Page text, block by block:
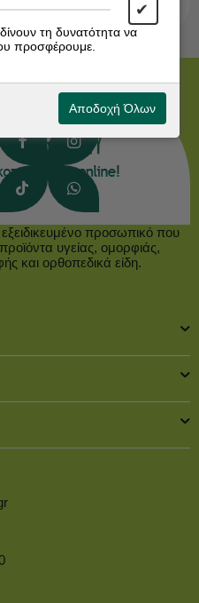
προσωπικό που
υγείας, ομορφιάς,
και ορθοπεδικά είδη.
✔
τη δυνατότητα να
προσφέρουμε.
Αποδοχή Όλων